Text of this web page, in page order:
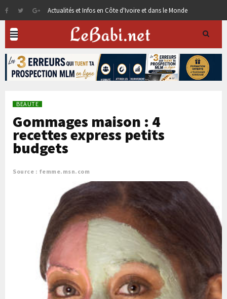
Actualités et Infos en Côte d'Ivoire et dans le Monde
BEAUTE
Gommages maison : 4
recettes express petits
budgets
Source : femme.msn.com